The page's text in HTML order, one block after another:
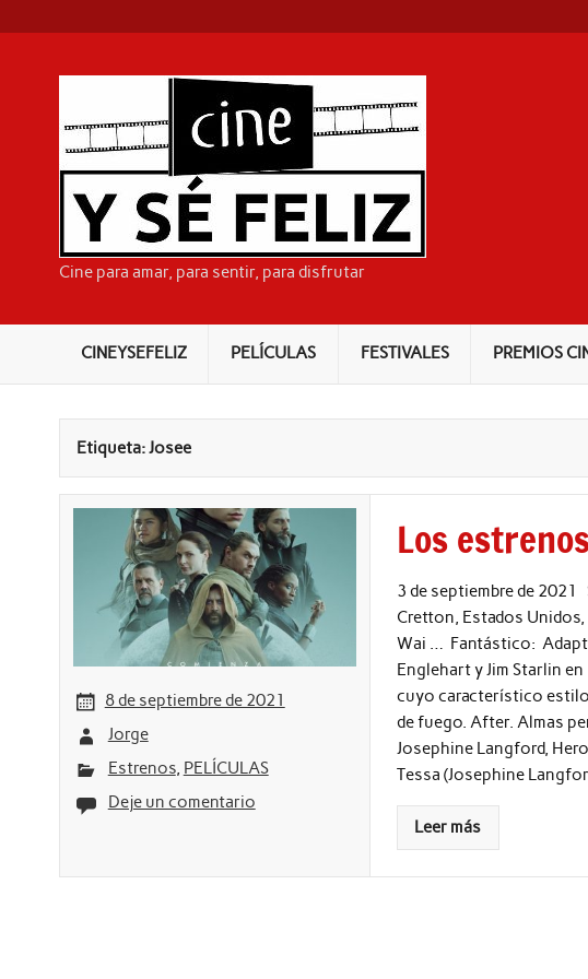
content
Cine para amar, para sentir, para disfrutar
CINEYSEFELIZ PELÍCULAS FESTIVALES PREMIOS
Etiqueta:Josee
8 de septiembre de 2021
Jorge
Estrenos, PELÍCULAS
Deje un comentario
Los
3 de septiembre de 2021
Cretton, Estados
Wai … Fantástico:
Englehart y Jim Starlin
cuyo característico
de fuego. After. Almas
Josephine Langford,
Tessa (Josephine
Leer más